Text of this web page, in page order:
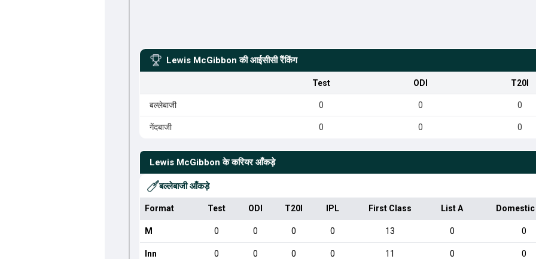
Lewis McGibbon की आईसीसी रैंकिंग
Test ODI T20I
बल्लेबाजी 0 0 0
गेंदबाजी 0 0 0
Lewis McGibbon के करियर आँकड़े
बल्लेबाजी आँकड़े
Format Test ODI T20I IPL First Class List A
M 0 0 0 0 13 0 0
Inn 0 0 0 0 11 0 0